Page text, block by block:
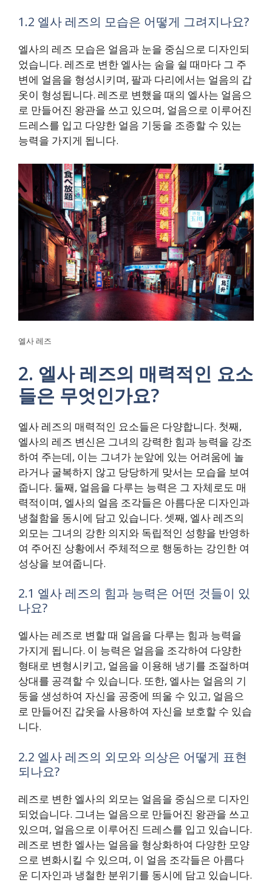
1.2 엘사 레즈의 모습은 어떻게 그려지나요?
엘사의 레즈 모습은 얼음과 눈을 중심으로 디자인되
었습니다. 레즈로 변한 엘사는 숨을 쉴 때마다 그 주
변에 얼음을 형성시키며, 팔과 다리에서는 얼음의 갑
옷이 형성됩니다. 레즈로 변했을 때의 엘사는 얼음으
로 만들어진 왕관을 쓰고 있으며, 얼음으로 이루어진
드레스를 입고 다양한 얼음 기둥을 조종할 수 있는
능력을 가지게 됩니다.
엘사 레즈
2. 엘사 레즈의 매력적인 요소
들은 무엇인가요?
엘사 레즈의 매력적인 요소들은 다양합니다. 첫째,
엘사의 레즈 변신은 그녀의 강력한 힘과 능력을 강조
하여 주는데, 이는 그녀가 눈앞에 있는 어려움에 놀
라거나 굴복하지 않고 당당하게 맞서는 모습을 보여
줍니다. 둘째, 얼음을 다루는 능력은 그 자체로도 매
력적이며, 엘사의 얼음 조각들은 아름다운 디자인과
냉철함을 동시에 담고 있습니다. 셋째, 엘사 레즈의
외모는 그녀의 강한 의지와 독립적인 성향을 반영하
여 주어진 상황에서 주체적으로 행동하는 강인한 여
성상을 보여줍니다.
2.1 엘사 레즈의 힘과 능력은 어떤 것들이 있
나요?
엘사는 레즈로 변할 때 얼음을 다루는 힘과 능력을
가지게 됩니다. 이 능력은 얼음을 조각하여 다양한
형태로 변형시키고, 얼음을 이용해 냉기를 조절하며
상대를 공격할 수 있습니다. 또한, 엘사는 얼음의 기
둥을 생성하여 자신을 공중에 띄울 수 있고, 얼음으
로 만들어진 갑옷을 사용하여 자신을 보호할 수 있습
니다.
2.2 엘사 레즈의 외모와 의상은 어떻게 표현
되나요?
레즈로 변한 엘사의 외모는 얼음을 중심으로 디자인
되었습니다. 그녀는 얼음으로 만들어진 왕관을 쓰고
있으며, 얼음으로 이루어진 드레스를 입고 있습니다.
레즈로 변한 엘사는 얼음을 형상화하여 다양한 모양
으로 변화시킬 수 있으며, 이 얼음 조각들은 아름다
운 디자인과 냉철한 분위기를 동시에 담고 있습니다.